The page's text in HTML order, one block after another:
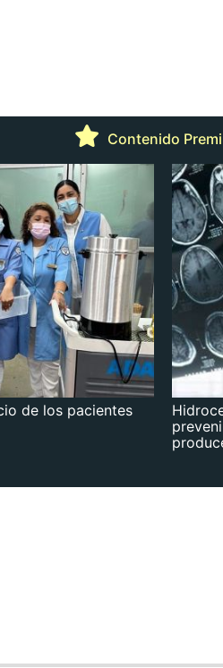
Contenido
de los pacientes